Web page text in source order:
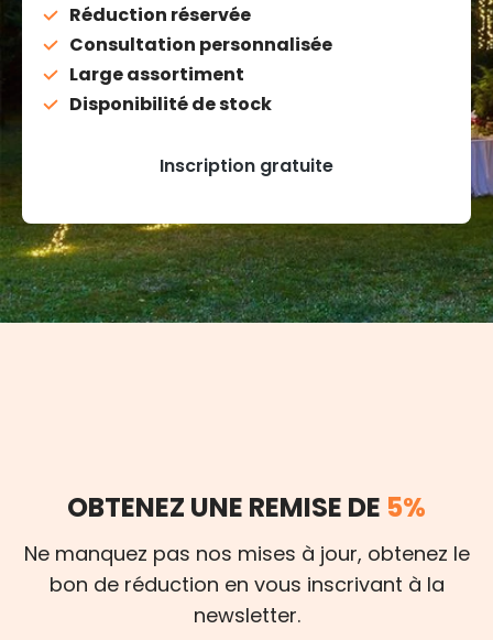
Réduction réservée
Consultation personnalisée
Large assortiment
Disponibilité de stock
Inscription gratuite
OBTENEZ UNE REMISE DE 5%
Ne manquez pas nos mises à jour, obtenez le
bon de réduction en vous inscrivant à la
newsletter.